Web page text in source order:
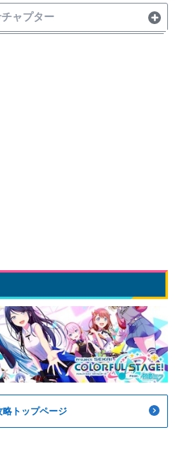
ャプター
略トップページ